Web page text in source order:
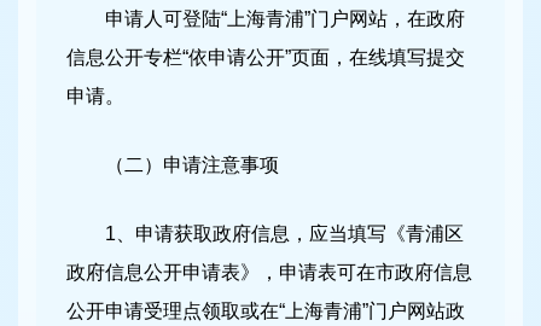
申请人可登陆“上海青浦”门户网站，在政府
信息公开专栏“依申请公开”页面，在线填写提交
申请。
（二）申请注意事项
1、申请获取政府信息，应当填写《青浦区
政府信息公开申请表》，申请表可在市政府信息
公开申请受理点领取或在“上海青浦”门户网站政